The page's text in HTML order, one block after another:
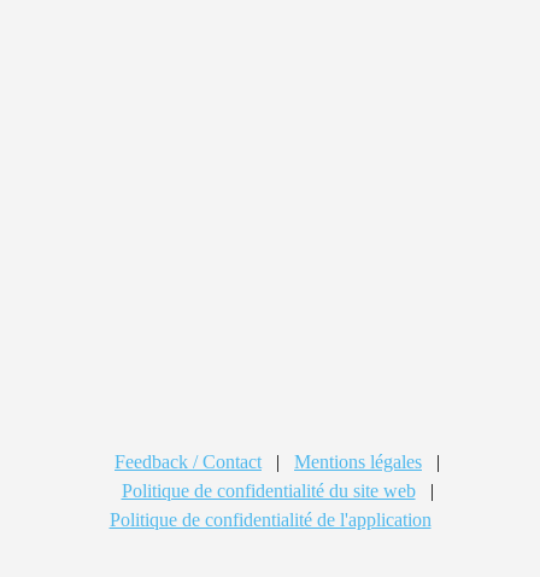
Feedback / Contact | Mentions légales
|
Politique de confidentialité du site web
|
Politique de confidentialité de l'application